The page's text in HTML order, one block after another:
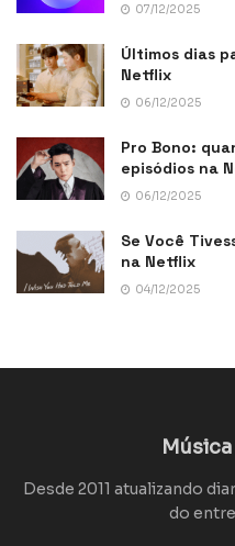
07/12/2025
Últimos dias
Netflix
06/12/2025
Pro Bono:
episódios na
06/12/2025
Se Você
na Netflix
04/12/2025
Desde 2011 atualizando
do